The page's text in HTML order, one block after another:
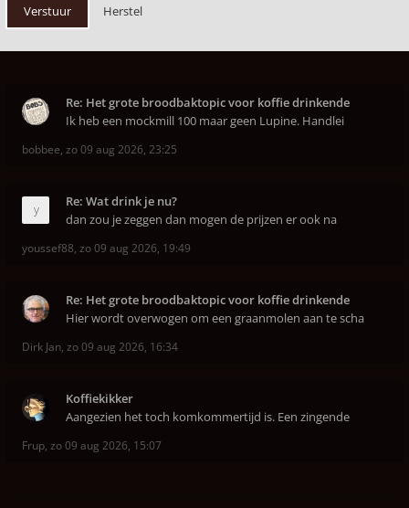
Re: Het grote broodbaktopic voor koffie drinkende
Ik heb een mockmill 100 maar geen Lupine. Handlei
bobbee, zo 09 aug 2026, 23:25
Re: Wat drink je nu?
dan zou je zeggen dan mogen de prijzen er ook na
youssef88, zo 09 aug 2026, 19:49
Re: Het grote broodbaktopic voor koffie drinkende
Hier wordt overwogen om een graanmolen aan te scha
Dirk Jan, zo 09 aug 2026, 16:34
Koffiekikker
Aangezien het toch komkommertijd is. Een zingende
Frup, zo 09 aug 2026, 15:07